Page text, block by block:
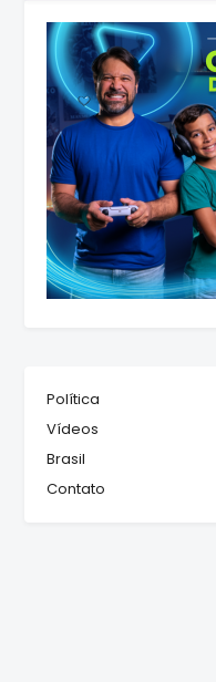
Política
Vídeos
Brasil
Contato